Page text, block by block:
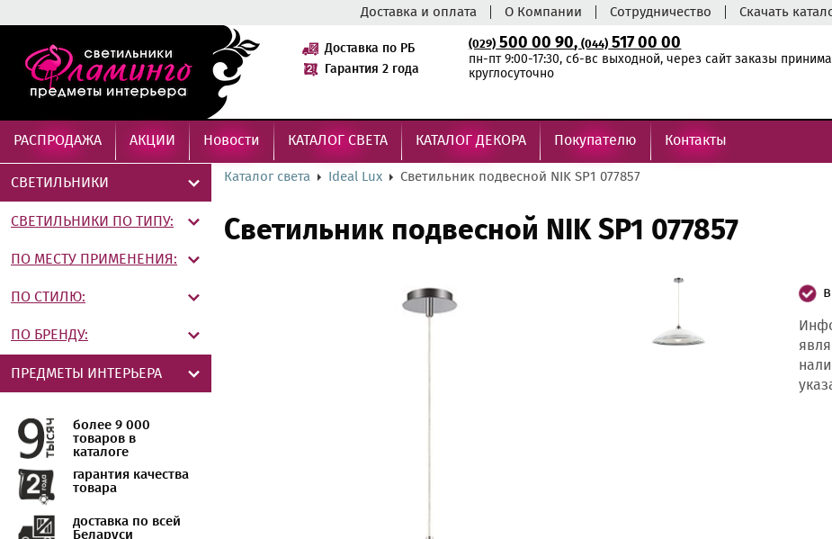
Доставка и оплата О Компании Сотрудничество Скачать
Доставка по РБ
Гарантия 2 года
(029) 500 00 90,(044) 517 00 00
пн-пт 9:00-17:30, сб-вс выходной, через сайт заказы
круглосуточно
РАСПРОДАЖА АКЦИИ Новости КАТАЛОГ СВЕТА КАТАЛОГ ДЕКОРА Покупателю Контакты
СВЕТИЛЬНИКИ
СВЕТИЛЬНИКИ ПО ТИПУ:
ПО МЕСТУ ПРИМЕНЕНИЯ:
ПО СТИЛЮ:
ПО БРЕНДУ:
ПРЕДМЕТЫ ИНТЕРЬЕРА
более 9 000
товаров в
каталоге
гарантия качества
товара
доставка по всей
Беларуси
Каталог света Ideal Lux Светильник подвесной NIK SP1 077857
Светильник подвесной NIK SP1 077857